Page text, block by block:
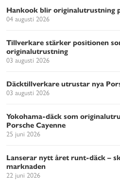
Hankook blir originalutrustning
04 augusti 2026
Tillverkare stärker positionen
originalutrustning
03 augusti 2026
Däcktillverkare utrustar nya
03 augusti 2026
Yokohama-däck som
Porsche Cayenne
25 juni 2026
Lanserar nytt året runt-däck –
marknaden
22 juni 2026